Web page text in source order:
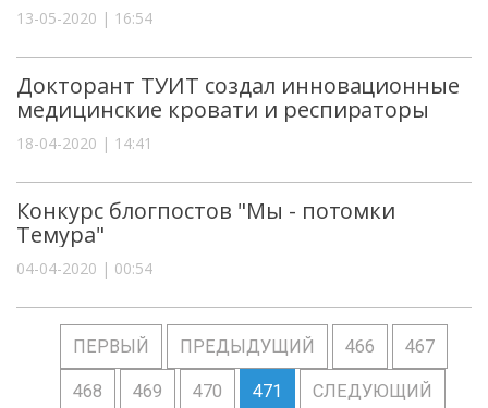
13-05-2020 | 16:54
Докторант ТУИТ создал инновационные
медицинские кровати и респираторы
18-04-2020 | 14:41
Конкурс блогпостов "Мы - потомки
Темура"
04-04-2020 | 00:54
ПЕРВЫЙ ПРЕДЫДУЩИЙ 466 467
468 469 470 471 СЛЕДУЮЩИЙ